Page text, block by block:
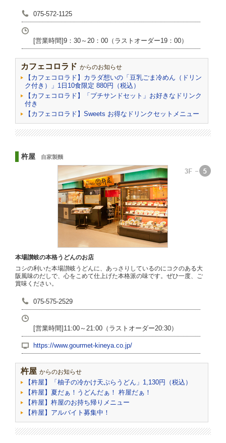
075-572-1125
[営業時間]9：30～20：00（ラストオーダー19：00）
カフェコロラド からのお知らせ
【カフェコロラド】カラダ想いの「豆乳ごま冷めん（ドリン
ク付き）」1日10食限定 880円（税込）
【カフェコロラド】「プチサンドセット」お好きなドリンク
付き
【カフェコロラド】Sweets お得なドリンクセットメニュー
杵屋 自家製麵
本場讃岐の本格うどんのお店
コシの利いた本場讃岐うどんに、あっさりしているのにコクのある大
阪風味のだしで、心をこめて仕上げた本格派の味です。ぜひ一度、ご
賞味ください。
075-575-2529
[営業時間]11:00～21:00（ラストオーダー20:30）
https://www.gourmet-kineya.co.jp/
杵屋 からのお知らせ
【杵屋】「柚子の冷かけ天ぷらうどん」1,130円（税込）
【杵屋】夏だぁ！うどんだぁ！ 杵屋だぁ！
【杵屋】杵屋のお持ち帰りメニュー
【杵屋】アルバイト募集中！